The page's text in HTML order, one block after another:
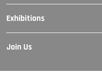
Exhibitions
Join Us